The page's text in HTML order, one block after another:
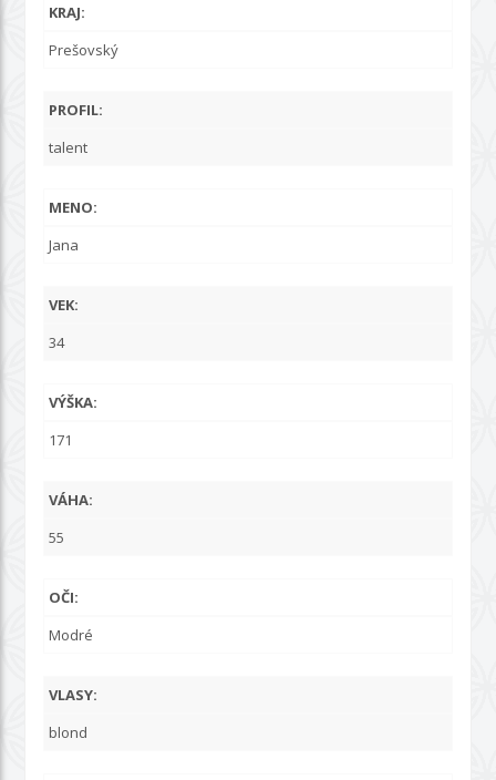
KRAJ:
Prešovský
PROFIL:
talent
MENO:
Jana
VEK:
34
VÝŠKA:
171
VÁHA:
55
OČI:
Modré
VLASY:
blond